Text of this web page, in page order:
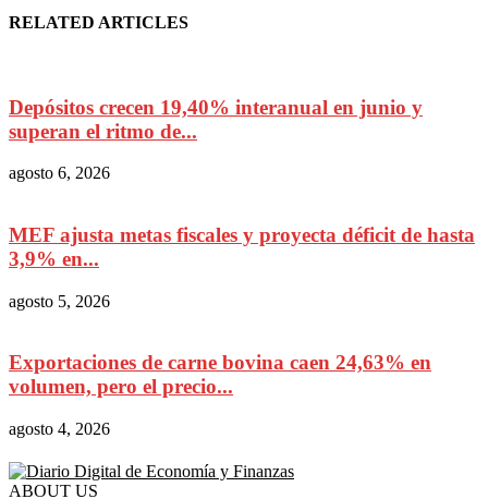
RELATED ARTICLES
Depósitos crecen 19,40% interanual en junio y
superan el ritmo de...
agosto 6, 2026
MEF ajusta metas fiscales y proyecta déficit de hasta
3,9% en...
agosto 5, 2026
Exportaciones de carne bovina caen 24,63% en
volumen, pero el precio...
agosto 4, 2026
ABOUT US